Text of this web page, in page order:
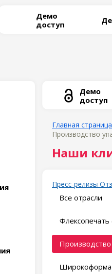
Демо
доступ
Демо
доступ
Главная страница
Производство
Наши
Пресс-релизы
Все отрасли
Флексопечать
Производство